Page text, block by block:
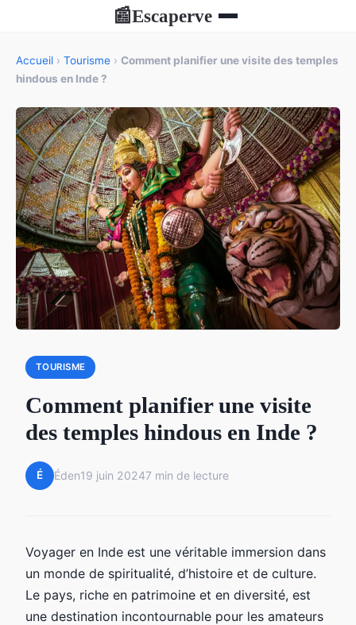
📰Escaperve
Accueil › Tourisme › Comment planifier une visite des temples
hindous en Inde ?
TOURISME
Comment planifier une visite
des temples hindous en Inde ?
É Éden19 juin 20247 min de lecture
Voyager en Inde est une véritable immersion dans
un monde de spiritualité, d’histoire et de culture.
Le pays, riche en patrimoine et en diversité, est
une destination incontournable pour les amateurs